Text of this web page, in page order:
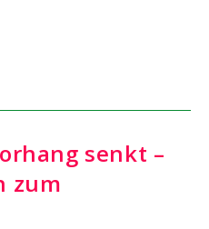
senkt –
zum